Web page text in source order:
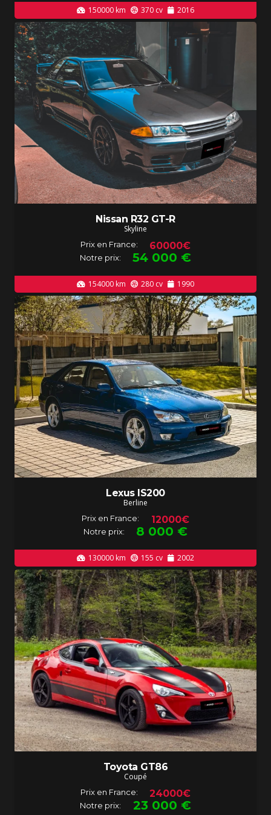
150000 km 370cv 2016
Nissan R32 GT-R
Skyline
Prix en France: 60000€
Notre prix: 54 000 €
154000 km 280cv 1990
Lexus IS200
Berline
Prix en France: 12000€
Notre prix: 8 000 €
130000 km 155 cv 2002
Toyota GT86
Coupé
Prix en France: 24000€
Notre prix: 23 000 €